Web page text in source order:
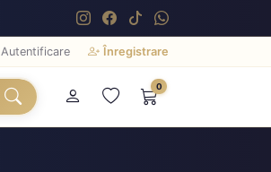
Autentificare Înregistrare
0